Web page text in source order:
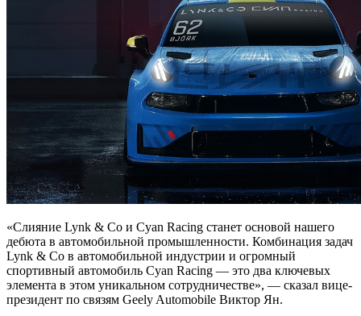
«Слияние Lynk & Co и Cyan Racing станет основой нашего
дебюта в автомобильной промышленности. Комбинация задач
Lynk & Co в автомобильной индустрии и огромный
спортивный автомобиль Cyan Racing — это два ключевых
элемента в этом уникальном сотрудничестве», — сказал вице-
президент по связям Geely Automobile Виктор Ян.